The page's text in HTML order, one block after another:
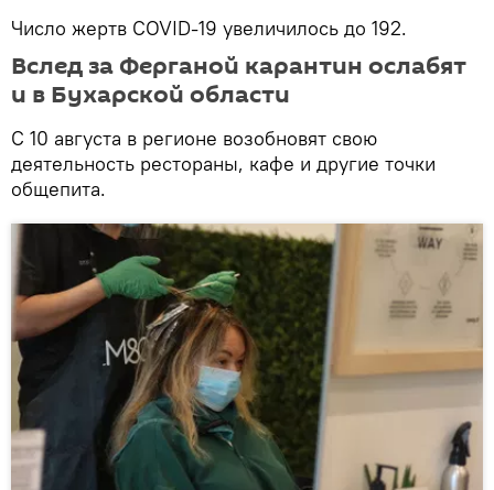
Число жертв COVID-19 увеличилось до 192.
Вслед за Ферганой карантин ослабят
и в Бухарской области
С 10 августа в регионе возобновят свою
деятельность рестораны, кафе и другие точки
общепита.